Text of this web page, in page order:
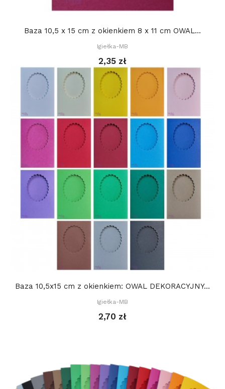
Baza 10,5 x 15 cm z okienkiem 8 x 11 cm OWAL...
Igiełka-MB
2,35 zł
Baza 10,5x15 cm z okienkiem: OWAL DEKORACYJNY...
Igiełka-MB
2,70 zł